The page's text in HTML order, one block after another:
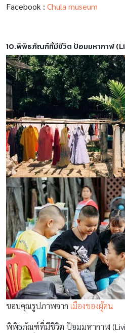
Facebook : Chula museum
10.พิพิธภัณฑ์ที่มีชีวิต ป้อมมหากาฬ
ขอบคุณรูปภาพจาก เมืองของผู้คน
พิพิธภัณฑ์ที่มีชีวิต ป้อมมหากาฬ